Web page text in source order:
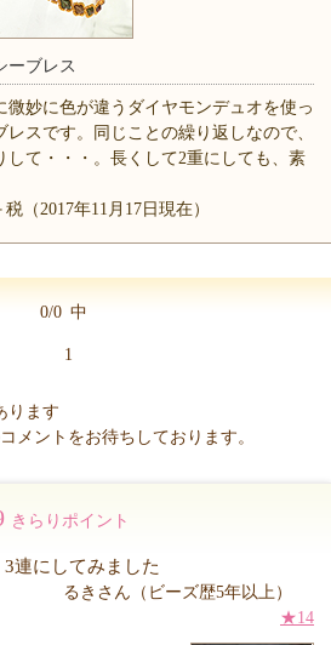
ーブレス
微妙に色が違うダイヤモンデュオを使っ
スです。同じことの繰り返しなので、
して・・・。長くして2重にしても、素
（2017年11月17日現在）
0/0 中
1
ります
メントをお待ちしております。
きらりポイント
3連にしてみました
るきさん（ビーズ歴5年以上）
★14